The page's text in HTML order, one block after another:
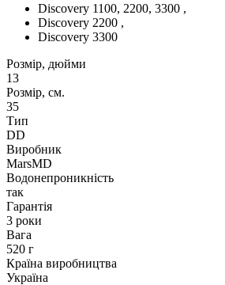
Discovery 1100, 2200, 3300 ,
Discovery 2200 ,
Discovery 3300
Розмір, дюйми
13
Розмір, см.
35
Тип
DD
Виробник
MarsMD
Водонепроникність
так
Гарантія
3 роки
Вага
520 г
Країна виробництва
Україна